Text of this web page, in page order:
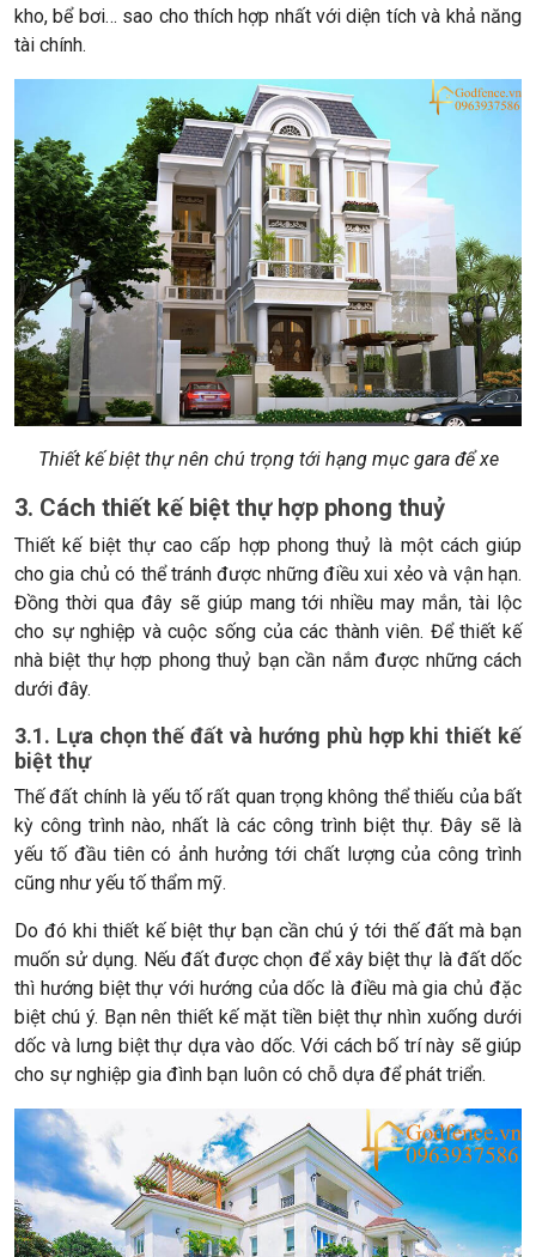
kho, bể bơi… sao cho thích hợp nhất với diện tích và khả năng
tài chính.
Thiết kế biệt thự nên chú trọng tới hạng mục gara để xe
3. Cách thiết kế biệt thự hợp phong thuỷ
Thiết kế biệt thự cao cấp hợp phong thuỷ là một cách giúp
cho gia chủ có thể tránh được những điều xui xẻo và vận hạn.
Đồng thời qua đây sẽ giúp mang tới nhiều may mắn, tài lộc
cho sự nghiệp và cuộc sống của các thành viên. Để thiết kế
nhà biệt thự hợp phong thuỷ bạn cần nắm được những cách
dưới đây.
3.1. Lựa chọn thế đất và hướng phù hợp khi thiết kế
biệt thự
Thế đất chính là yếu tố rất quan trọng không thể thiếu của bất
kỳ công trình nào, nhất là các công trình biệt thự. Đây sẽ là
yếu tố đầu tiên có ảnh hưởng tới chất lượng của công trình
cũng như yếu tố thẩm mỹ.
Do đó khi thiết kế biệt thự bạn cần chú ý tới thế đất mà bạn
muốn sử dụng. Nếu đất được chọn để xây biệt thự là đất dốc
thì hướng biệt thự với hướng của dốc là điều mà gia chủ đặc
biệt chú ý. Bạn nên thiết kế mặt tiền biệt thự nhìn xuống dưới
dốc và lưng biệt thự dựa vào dốc. Với cách bố trí này sẽ giúp
cho sự nghiệp gia đình bạn luôn có chỗ dựa để phát triển.